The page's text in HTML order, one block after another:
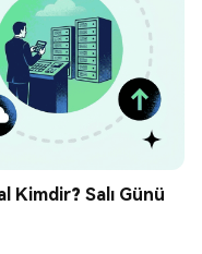
Kimdir? Salı Günü